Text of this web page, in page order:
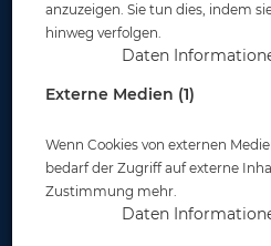
Deutsches
n - Pass - 2024
1,19 €
anzuzeigen. Sie tun dies, indem
hinweg verfolgen.
Daten
Externe Medien (1)
Wenn Cookies von externen
bedarf der Zugriff auf externe
Zustimmung mehr.
Daten